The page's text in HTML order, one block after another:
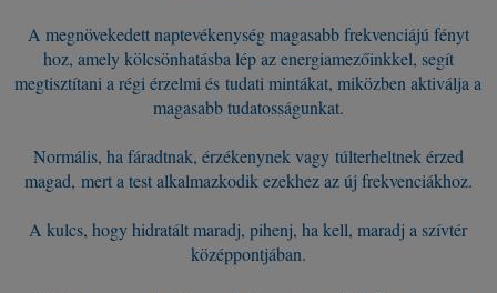
A megnövekedett naptevékenység magasabb frekvenciájú fényt
hoz, amely kölcsönhatásba lép az energiamezőinkkel, segít
megtisztítani a régi érzelmi és tudati mintákat, miközben aktiválja a
magasabb tudatosságunkat.
Normális, ha fáradtnak, érzékenynek vagy túlterheltnek érzed
magad, mert a test alkalmazkodik ezekhez az új frekvenciákhoz.
A kulcs, hogy hidratált maradj, pihenj, ha kell, maradj a szívtér
középpontjában.